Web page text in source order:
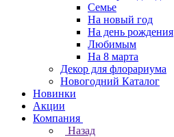
Семье
На новый год
На день рождения
Любимым
На 8 марта
Декор для флорариума
Новогодний Каталог
Новинки
Акции
Компания
Назад